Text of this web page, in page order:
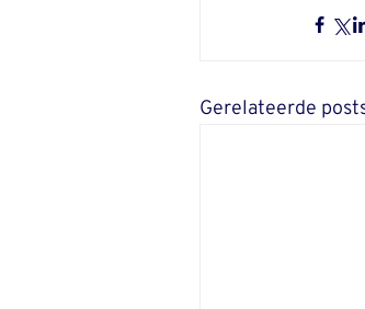
Gerelateerde